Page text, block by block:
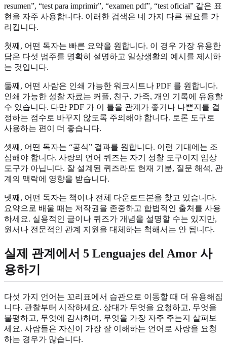
resumen”, “test para imprimir”, “examen pdf”, “test oficial” 같은 표
현을 자주 사용합니다. 이러한 검색은 네 가지 다른 필요를 가
리킵니다.
첫째, 어떤 독자는 빠른 요약을 원합니다. 이 경우 가장 유용한
답은 다섯 범주를 명확히 설명하고 일상생활의 예시를 제시하
는 것입니다.
둘째, 어떤 사람은 인쇄 가능한 워크시트나 PDF 를 원합니다.
인쇄 가능한 성찰 자료는 커플, 친구, 가족, 개인 기록에 유용할
수 있습니다. 다만 PDF 가 이 틀을 관계가 좋거나 나쁜지를 결
정하는 점수로 바꾸지 않도록 주의해야 합니다. 토론 도구로
사용하는 편이 더 좋습니다.
셋째, 어떤 독자는 “공식” 결과를 원합니다. 이런 기대에는 조
심해야 합니다. 사랑의 언어 퀴즈는 자기 성찰 도구이지 임상
도구가 아닙니다. 잘 설계된 퀴즈라도 현재 기분, 질문 해석, 관
계의 맥락에 영향을 받습니다.
넷째, 어떤 독자는 책이나 전체 다운로드본을 찾고 있습니다.
요약으로 배울 때는 저작권을 존중하고 합법적인 출처를 사용
하세요. 실용적인 글이나 퀴즈가 개념을 설명할 수는 있지만,
원서나 전문적인 관계 지원을 대체하는 척해서는 안 됩니다.
실제 관계에서 5 Lenguajes del Amor 사
용하기
다섯 가지 언어는 꼬리표에서 습관으로 이동할 때 더 유용해집
니다. 관찰부터 시작하세요. 상대가 무엇을 요청하고, 무엇을
불평하고, 무엇에 감사하며, 무엇을 가장 자주 주는지 살펴보
세요. 사람들은 자신이 가장 잘 이해하는 언어로 사랑을 요청
하는 경우가 많습니다.